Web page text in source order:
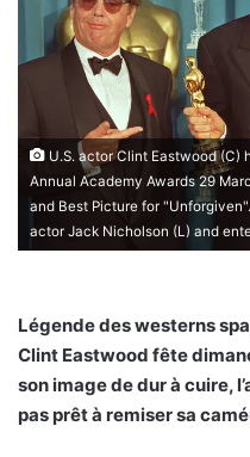
U.S. actor Clint Eastwood (C)
Annual Academy Awards 29
and Best Picture for
actor Jack Nicholson (L) and
Légende des westerns
Clint Eastwood fête
son image de dur à cuire,
pas prêt à remiser sa